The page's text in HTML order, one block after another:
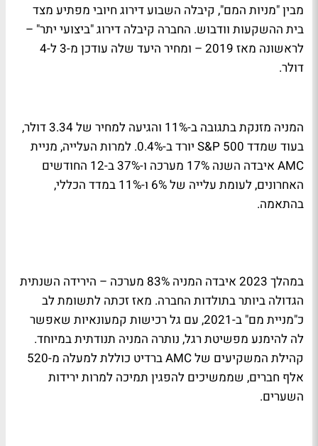
מבין "מניות המם", קיבלה השבוע דירוג חיובי מפתיע מצד
בית ההשקעות וודבוש. החברה קיבלה דירוג "ביצועי יתר" –
לראשונה מאז 2019 – ומחיר היעד שלה עודכן מ-3 ל-4
דולר.
המניה מזנקת בתגובה ב-11% והגיעה למחיר של 3.34 דולר,
בעוד שמדד S&P 500 יורד ב-0.4%. למרות העלייה, מניית
AMC איבדה השנה 17% מערכה ו-37% ב-12 החודשים
האחרונים, לעומת עלייה של 6% ו-11% במדד הכללי,
בהתאמה.
במהלך 2023 איבדה המניה 83% מערכה – הירידה השנתית
הגדולה ביותר בתולדות החברה. מאז זכתה לתשומת לב
כ"מניית מם" ב-2021, עם גל רכישות קמעונאיות שאפשר
לה להימנע מפשיטת רגל, נותרה המניה תנודתית במיוחד.
קהילת המשקיעים של AMC ברדיט כוללת למעלה מ-520
אלף חברים, שממשיכים להפגין תמיכה למרות ירידות
השערים.